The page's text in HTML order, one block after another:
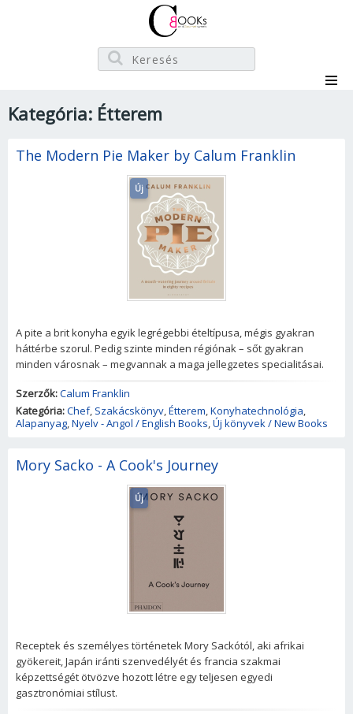
Kategória: Étterem
The Modern Pie Maker by Calum Franklin
Új
A pite a brit konyha egyik legrégebbi ételtípusa, mégis gyakran
háttérbe szorul. Pedig szinte minden régiónak – sőt gyakran
minden városnak – megvannak a maga jellegzetes specialitásai.
Szerzők:Calum Franklin
Kategória:Chef, Szakácskönyv,Étterem,Konyhatechnológia,
Alapanyag,Nyelv - Angol / English Books,Új könyvek / New Books
Mory Sacko - A Cook's Journey
Új
Receptek és személyes történetek Mory Sackótól, aki afrikai
gyökereit, Japán iránti szenvedélyét és francia szakmai
képzettségét ötvözve hozott létre egy teljesen egyedi
gasztronómiai stílust.